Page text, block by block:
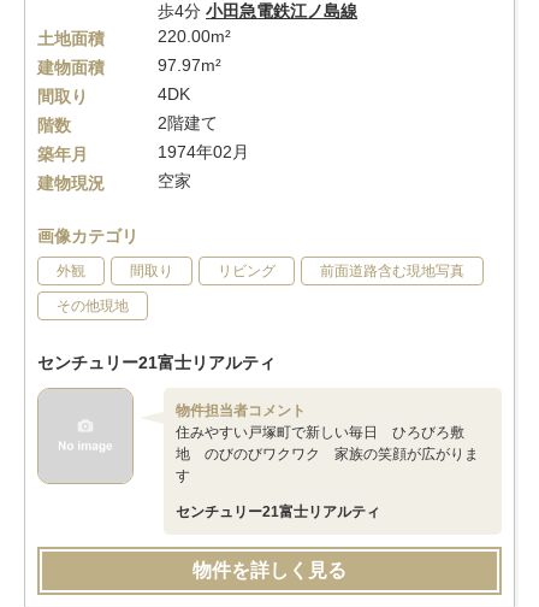
歩4分 小田急電鉄江ノ島線
土地面積
220.00m²
建物面積
97.97m²
間取り
4DK
階数
2階建て
築年月
1974年02月
建物現況
空家
画像カテゴリ
外観 間取り リビング 前面道路含む現地写真
その他現地
センチュリー21富士リアルティ
物件担当者コメント
住みやすい戸塚町で新しい毎日 ひろびろ敷
地 のびのびワクワク 家族の笑顔が広がりま
す
センチュリー21富士リアルティ
物件を詳しく見る